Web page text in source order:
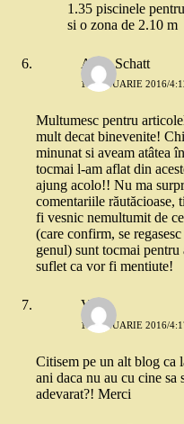
1.35 piscinele
si o zona de 2.10 m
Anca Schatt
14 IANUARIE 2016/
Multumesc pentru
mult decat binevenite!
minunat si aveam atâtea
tocmai l-am aflat din
ajung acolo!! Nu ma
comentariile răutăcioase,
fi vesnic nemultumit de
(care confirm, se
genul) sunt tocmai pentru
suflet ca vor fi mentiute!
Vrg
14 IANUARIE 2016/
Citisem pe un alt blog ca
ani daca nu au cu cine sa
adevarat?! Merci